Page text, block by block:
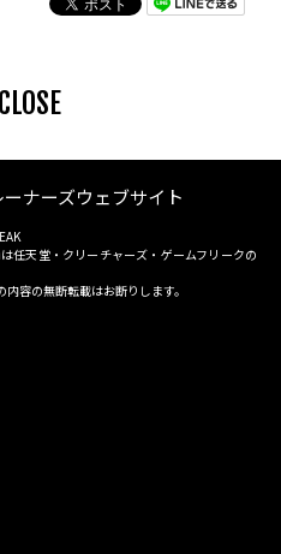
CLOSE
ナーズウェブサイト
任天堂・クリーチャーズ・ゲームフリークの
容の無断転載はお断りします。